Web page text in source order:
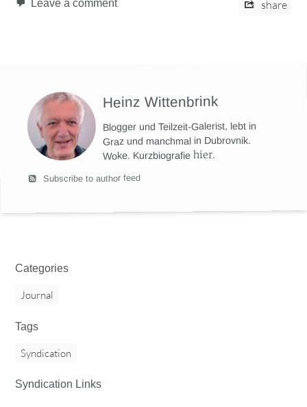
Leave a comment share
Heinz Wittenbrink
Blogger und Teilzeit-Galerist, lebt in
Graz und manchmal in Dubrovnik.
Woke. Kurzbiografiehier.
Subscribe to author feed
Categories
Journal
Tags
Syndication
Syndication Links